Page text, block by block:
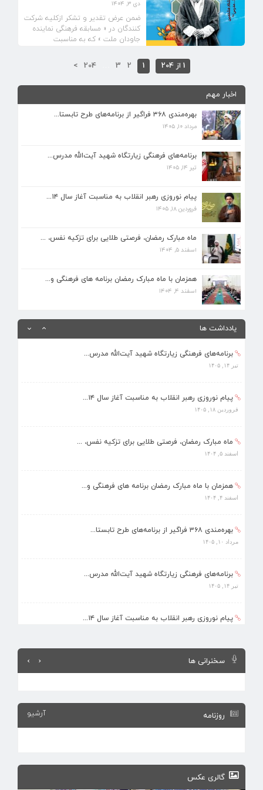
دی ۳, ۱۴۰۴
ضمن عرض تقدیر و تشکر ازکلیه شرکت
کنندگان در « مسابقه فرهنگی نماینده
جاودان ملت » که به مناسبت
1 از 204 1
2
3
204
>
اخبار مهم
بهره‌مندی ۳۶۸ فراگیر از برنامه‌های طرح تابستا...
مرداد ۱۰, ۱۴۰۵
برنامه‌های فرهنگی زیارتگاه شهید آیت‌الله مدرس...
تیر ۱۴, ۱۴۰۵
پیام نوروزی رهبر انقلاب به مناسبت آغاز سال ۱۴...
فروردین ۱۸, ۱۴۰۵
ماه مبارک رمضان، فرصتی طلایی برای تزکیه نفس، ...
اسفند ۵, ۱۴۰۴
همزمان با ماه مبارک رمضان برنامه های فرهنگی و...
اسفند ۴, ۱۴۰۴
یادداشت ها
برنامه‌های فرهنگی زیارتگاه شهید آیت‌الله مدرس...
پیام نوروزی رهبر انقلاب به مناسبت آغاز سال ۱۴...
ماه مبارک رمضان، فرصتی طلایی برای تزکیه نفس، ...
اسفند ۵, ۱۴۰۴
همزمان با ماه مبارک رمضان برنامه های فرهنگی و...
اسفند ۴, ۱۴۰۴
برنامه‌های فرهنگی زیارتگاه شهید آیت‌الله مدرس...
تیر ۱۴, ۱۴۰۵
پیام نوروزی رهبر انقلاب به مناسبت آغاز سال ۱۴...
فروردین ۱۸, ۱۴۰۵
ماه مبارک رمضان، فرصتی طلایی برای تزکیه نفس، ...
اسفند ۵, ۱۴۰۴
همزمان با ماه مبارک رمضان برنامه های فرهنگی و...
اسفند ۴, ۱۴۰۴
بهره‌مندی ۳۶۸ فراگیر از برنامه‌های طرح تابستا...
مرداد ۱۰, ۱۴۰۵
برنامه‌های فرهنگی زیارتگاه شهید آیت‌الله مدرس...
تیر ۱۴, ۱۴۰۵
پیام نوروزی رهبر انقلاب به مناسبت آغاز سال ۱۴...
ماه مبارک رمضان، فرصتی طلایی برای تزکیه نفس، ...
اسفند ۵, ۱۴۰۴
سخنرانی ها ‹
›
روزنامه آرشیو
گالری عکس